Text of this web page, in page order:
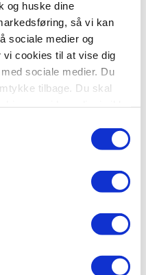
og huske dine
så vi kan
sociale medier og
vi cookies til at vise dig
sociale medier. Du
tilbage. Du skal
Papbog
Hvem gemmer sig i Zoo,
Plet?